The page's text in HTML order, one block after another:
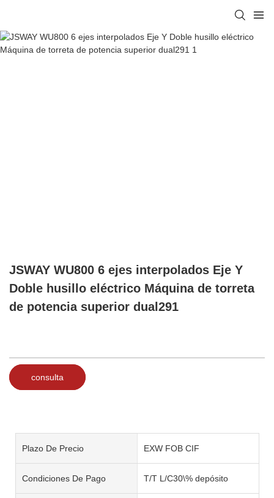
JSWAY WU800 6 ejes interpolados Eje Y
Doble husillo eléctrico Máquina de torreta
de potencia superior dual291
consulta
Plazo De Precio EXW FOB CIF
Condiciones De Pago T/T L/C30\% depósito